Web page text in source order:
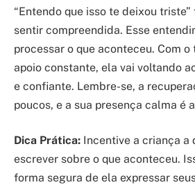
“Entendo que isso te deixou
sentir compreendida. Esse
processar o que aconteceu. Com o
apoio constante, ela vai voltando
e confiante. Lembre-se, a
poucos, e a sua presença calma é
Dica Prática: Incentive a criança a
escrever sobre o que aconteceu.
forma segura de ela expressar